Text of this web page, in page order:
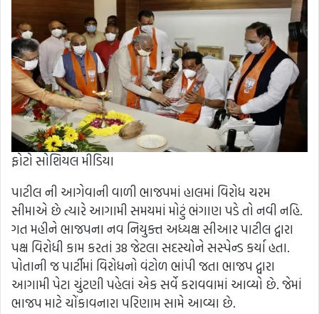
ફોટો સોશિયલ મીડિયા
પાટીલ ની આગેવાની વાળી ભાજપમાં હાલમાં વિરોધ ચરમ
સીમાએ છે ત્યારે આગામી સમયમાં મોટું ભંગાણ પડે તો નવી નહિ.
ગત મહીને ભાજપના નવ નિયુક્ત અધ્યક્ષ સીઆર પાટીલ દ્વારા
પક્ષ વિરોધી કામ કરતાં 38 જેટલા સદસ્યોને સસ્પેન્ડ કર્યા હતા.
પોતાની જ પાર્ટીમાં વિરોધનો વંટોળ ભાંપી જતા ભાજપ દ્વારા
આગામી પેટા ચુંટણી પહેલાં એક સર્વે કરાવવામાં આવ્યો છે. જેમાં
ભાજપ માટે ચોંકાવનારા પરિણામ સામે આવ્યા છે.